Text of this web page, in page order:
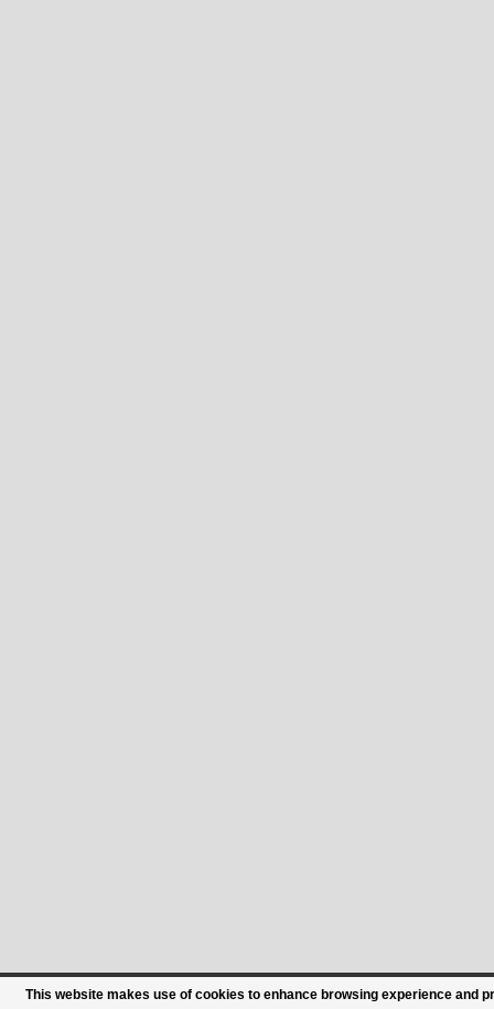
This website makes use of cookies to enhance browsing experience and